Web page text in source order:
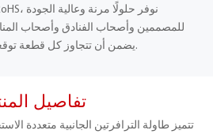
للمصممين وأصحاب الفنادق وأصحاب
يضمن أن تتجاوز كل قطعة توقعاتك من حيث الجمال والمتانة.
تفاصيل
تتميز طاولة الترافرتين الجانبية متعددة